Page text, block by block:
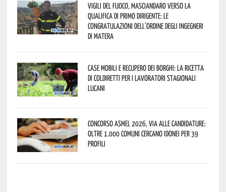
Vigili del Fuoco, Masciandaro verso la
qualifica di Primo Dirigente: le
congratulazioni dell’Ordine degli Ingegneri
di Matera
Case mobili e recupero dei borghi: la ricetta
di Coldiretti per i lavoratori stagionali
lucani
Concorso Asmel 2026, via alle candidature:
oltre 1.000 Comuni cercano idonei per 39
profili